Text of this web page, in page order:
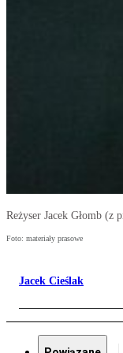
Reżyser Jacek Głomb (z
Foto: materiały prasowe
Jacek Cieślak